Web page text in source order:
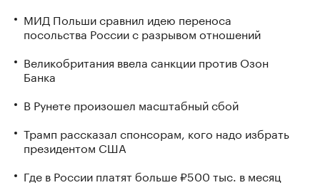
МИД Польши сравнил идею переноса
посольства России с разрывом отношений
Великобритания ввела санкции против Озон
Банка
В Рунете произошел масштабный сбой
Трамп рассказал спонсорам, кого надо избрать
президентом США
Где в России платят больше ₽500 тыс. в месяц